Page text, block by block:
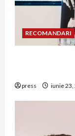
RECOMANDARI
press iunie 23,